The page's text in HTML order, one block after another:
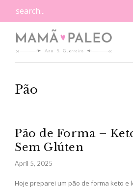
Pão
Pão de Forma –
Sem Glúten
April 5, 2025
Hoje preparei um pão de forma keto e